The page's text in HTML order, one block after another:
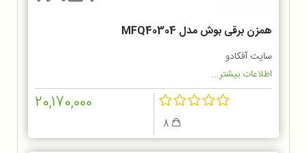
همزن برقی بوش مدل MFQ40304
سایت آفکادو
اطلاعات بیشتر...
20,170,000